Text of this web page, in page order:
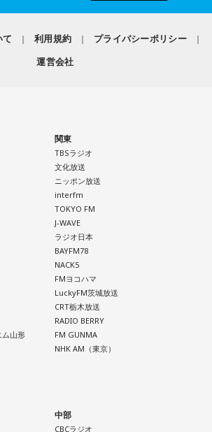
EXPRESS TOUR 2026』
ルドアウト！
岡 福岡市民ホール 中ホール
サイトをご確認ください
ロフィール＞
に在籍した櫻井哲夫（Ba）、神保 彰
）によって結成。2022年に配信された
ャズチャート1位を獲得し、全国7か所
で大きな熱狂をもって迎えられた。
1stアルバム『M.R.I_ミライ』を発表。先
も連続してジャズチャート1位となり、
ソールドアウト続出。2024年、さらに
で構築された2ndアルバム『ウチュウノ
ース。それに伴うホールツアーは前回
を記録した。
巨匠ドン・マレーをエンジニアに迎えた
よる3rdアルバム『“Organic” feat. LA
。続いておこなわれたツアーも大盛況の
続く2026年は台北、ソウルで初の海外公
客はワールドワイドの人気を裏付ける
ジャーニー / WeekendAll / Wisteria /
/ ウルトラ寿司ふぁいやー / エイハ
KamiCat / Khamai Leon / カライドスコ
Band / CAT ATE HOTDOGS / 極
/ QOOPIE / Good Grief / Cloudy / 海月に
BLUES / KeNN / 幻想痛 / Kono / 古墳シ
/ コロブチカ / ザ・あどばん / THE
SATOH / SABOTEMPLE / さゆに！ /
gb / SherLock / 終活クラブ / Shom / 水
/ SUKEROQUE / ステレオドロシー /
/ TiDE / 大東まみ / 台所きっちん /
/ 月と徒花 / Daisycall / DeNeel / デビ
ズ / Telepathy / Doona / '97,Kids / なき
名無し之太郎 / Nape / ねぎ塩豚丼 /
/ パキルカ / ハク。 / バチカン市国に愛
板歯目 / ひおり / 日乃まそら / Viewtrade
Returned / フジタカコ / Black petrol /
Canta / BESPER / berry meet /
/ まおた / maya twiggy / めっちゃ
/ EMNW / 大宮陽和 / OKYO / 奥崎
ガラスの靴は落とさない / カラノア /
きばやし / Gyubin / くがあくた / grating
佐久間龍星 / TheΣ / 札幌某所 / THE
bercedes menz / さらさ (Band Set) /
Ship / Jene / chef's / Ciely / シトナユイ
/ 13.3g / Jonah / 杉本ラララ / 鈴木
ァ特急 / speel plaats / 3markets[ ] / セ
ブンス・ベガ / Chimothy→ / ちゃくら /
/ Tyrkouaz / テレビ大陸音頭 /
ミノンストップ / 中島寂 / ニューアヤカ
Bye-Bye-Handの方程式 / Pastel Tang
/ HALLEY / Hello Hello / Be my Girl
/ 秘めごと / ひゅ〜どろん / POOLS /
BERRY TIMES / a frankenlouie / ブラン
アン / Voice Connect / the Po / bokula. /
/ まつむら かなう / 丸山純奈 / ミー
川溺集合体 / mibuki / muk / Maverick
/ 『ユイカ』 / 夕方と猫 / YU’S
の重要な課題についてしっかり理解する
うか？！
発売の68thシングル『好きish』について
永が曲の聴きどころ、すでに再生回数
の内容について語るほか、行天優莉奈
リング曲『渦の巻き方』についても詳
莉奈が今年3月まで活動していた
ピソードも大公開！ このほか、9月26日
にKアリーナ横浜で開催される「THREE
詳細情報などAKB48情報満載の30分で
客員編集委員の鈴木亮、進行はフリー
み。
利用規約
プライバシーポリシー
運営会社
山形
関東
TBSラジオ
文化放送
ニッポン放送
interfm
TOKYO FM
J-WAVE
ラジオ日本
BAYFM78
NACK5
FMヨコハマ
LuckyFM茨城放送
CRT栃木放送
RADIO BERRY
FM GUNMA
NHK AM（東京）
中部
CBCラジオ